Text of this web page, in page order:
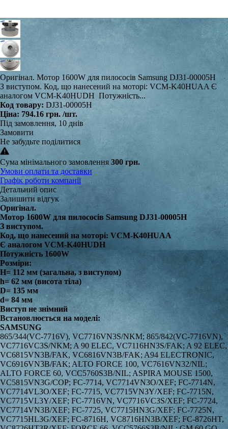
Оригінал. Мотор 1600W для пилососів Samsung DJ31-00005H
З виступом. Код, що нанесений на моторі: VCM-K40HUAA Є
аналогом VCM-K40HUDH Потужність...
Код товару: DJ31-00005H
Ціна: 794.16 грн. /шт.
Під замовлення, 10 днів
Замовити
Не забудьте поділитися
Сума мінімального замовлення 300 грн.
Умови оплати та доставки
Графік роботи компанії
Детальний опис
Залишити відгук
Оригінал.
Мотор 1600W для пилососів Samsung DJ31-00005H
З виступом.
Код, що нанесений на моторі: VCM-K40HUAA
Є аналогом VCM-K40HUDH
Потужність 1600W
Розміри:
H= 112 мм (загальна, з виступом)
h= 62 мм (висота тіла)
D= 135 мм
d= 84 мм
Виступ не знімний
Встановлюється на моделі:
SAMSUNG
865/344(VC-7716V), VC7716VN3S/NKM; 865/842(VC-7716VN), VC7716VC3S/NKM; A 90 ELEC, VC7116HN3S/FAK; A 92 ELEC, VC6815VN3B/FAK, VC6816VN3B/FAK; A94 ELECTRONIC, VC6916VN3B/FAK; ALTO FORCE 100, VC7616VN32/NIL; ALTO FORCE 60, VCC5760S3B/NIL; ASPIRA MOUSE 1500, VC5815VN3G/COP; FC-7714, VC7714VN3O/XEF; FC-7714N, VC7714VL3O/XEF; FC-7715, VC7715VN3Y/XEF; FC-7715N, VC7715VL3Y/XEF; FC-7716VN, VC7716VC3S/XEF; FC-7724, VC7714VN3B/XEF; FC-7725, VC7715HN3G/XEF; FC-7725N, VC7715HL3G/XEF; FC-8716H, VC8716HN3B/XEF; FC-8726HT, VC8726HT3R/XEF; FORCE 66, VCC5766S3B/NIL; GM 60 GO, VCC5760S3S/NIL; GM100 PET PACK, VC7616VT3O/NIL; GM100 SPRINT PLUS, VC7616VN3B/NIL; GM62 GO BASIC, VCC5762S3S/NIL; GM64 GO CENTURIA, VCC5764S3S/NIL; GM65 GO PLUS, VCC5765S3S/NIL; KING-1600, VCC7925V2B/HAC, VCC7925V2K/HAC, VCC7925V2W/HAC; KING-1800, VCC7936V2C/HAC, VCC7936V2W/HAC, VCC7938V2C/HAC, VCC7938V2W/HAC, VCC7955H2W/HAC; KING-20, VCC7987X3W/HAC; KING-2000, VCC7985H2W/HAC, VCC7987H2W/HAC, VCC7987H3W/HAC; QUEEN-18, VCC7450C3R/HAC, VCC7450X3R/HAC; QUEEN-1800, VCC7450V3R/HAC; QUEEN-21, VCC7495C3K/HAC, VCC7495X3K/HAC; QUEEN-2100, VCC7495H3K/HAC; RC-590, VC5956VN3B/XEF; RC-592, VC5957VN3B/XEF; RC-593, VC5955VN3B/XEF; RC-5935, VC5915VN3S/XEF; RC-594, VC5958VN3S/XEF; RC-595, VC5956VN3O/XEF, VC5956VN3S/XEF; RC-5955, VC5915VN3K/XEF; RC-596, VC5956VN3R/XEF; RC-5960, VC5935VN3S/XEF; RC-5965, VC5925VN3S/XEF; RC-599, VC5957VN3R/XEF, VC5959VN3S/XEF; RC-600, VC5980VN3R/XEF; RC-6025, VC6015VN3Y/XEF; RC-603, VC5980VN3B/XEF; RC-604, VC5981VN34/XEF, VC5981VN3B/XEF; RC-605, VC5981VN35/XEF; RC-606, VC5981VN36/XEF; RC-607, VC5981VN3P/XEF; RC-611, VC5982VN34/XEF; RC-7426, VC7416VN3B/XEF; RC-7625, VC7615VN3R/XEF; RC-7650, VC7616VN3R/XEF; RC-7656, VC7626VN3R/XEF; S2000, VC7715VN2G/SIM, VC7715VN2O/SIM, VC7715VN2S/SIM, VC7715VN2Y/SIM; S5660, VCC5660V32/EGT; S6580, VCC6580V31/XEP; SC-730, VCC7031V3S/XEF; SC-750, VCC7050H3S/XEF; SC-751, VCC7060H3S/XEF, VCC7061H3S/XEF; SC-760, VCC7060H3B/XEF; SC-761S, VCC7070H3Z/XEF; SC-9815TP, VCC9220V2S/HAC; SC1400, VCC63G0H3K/XEG; SC15F30WA, VC15F30WNAR/GE; SC15F30WB, VC15F30WNBR/EN, VC15F30WNBR/GE, VC15F30WNBR/SW; SC15F30WC, VC15F30WNCN/EC, VC15F30WNCN/GE, VC15F30WNCN/SW; SC15F30WD, VC15F30WNDY/EC, VC15F30WNDY/GE; SC15F30WE, VC15F30WNEL/EN, VC15F30WNEL/GE; SC15F30WG, VC15F30WNGR/EN, VC15F30WNGR/GE; SC15F30WH, VC15F30WNHR/EF, VC15F30WNHR/EN, VC15F30WNHR/GE, VC15F30WNHR/SB, VC15F30WNHR/TR; SC15F30WJ, VC15F30WNJN/EF, VC15F30WNJN/EN, VC15F30WNJN/GE, VC15F30WNJN/SB; SC15F30WK, VC15F30WNKY/GE; SC15F30WL, VC15F30WNLL/EN, VC15F30WNLL/GE, VC15F30WNLL/SB; SC15F30WM, VC15F30WNML/GE; SC15F50H1, VC15F50HU1U/EN; SC15F50HQ, VC15F50HNQB/EG; SC15F50HR, VC15F50HNRB/GE; SC15F50HS, VC15F50HUSU/EG; SC15F50HY, VC15F50HUYU/GE, VC15F50HUYU/SB; SC15F50U2, VC15F50UK2C/ET; SC15F50UZ, VC15F50UKZC/GE, VC15F50UKZC/TR; SC15F50V3, VC15F50VN3Y/EN, VC15F50VN3Y/GE; SC15F50VR, VC15F50VNRB/GE, VC15F50VNRB/TR, VC15F50VNRP/ET; SC15F50VV, VC15F50VNVR/EN, VC15F50VNVR/GE, VC15F50VNVR/SB, VC15F50VNVR/TR; SC15F60JV, VC15F60JUVB/GE; SC15F60WU, VC15F60WNUR/GE; SC15M2110SB, VC15M2110SB/EV; SC15M2130SG, VC15M2130SG/EV; SC15M21A0SR, VC15M21A0SR/EV; SC15M21B0SN, VC15M21B0SN/EV; SC15M251AWB, VC15M251AWB/EV; SC15M255AWR, VC15M255AWR/EV; SC15M3120VB, VC15M3120VB/EV; SC15M3140V1, VC15M3140V1/EV; SC15M31A0HG, VC15M31A0HG/EV; SC15M31B0HN, VC15M31B0HN/EV; SC18M2110SB, VC18M2110SB/EV; SC18M2110SP, VC18M2110SP/EV; SC18M2130SR, VC18M2130SR/EV; SC18M2150SG, VC18M2150SG/EV; SC18M21A0S1, VC18M21A0S1/EV; SC18M21A0SB, VC18M21A0SB/EV; SC18M21B0S2, VC18M21B0S2/EV; SC18M21C0VN, VC18M21C0VN/EV; SC18M21C0VR, VC18M21C0VR/EV; SC18M21D0VG, VC18M21D0VG/EV; SC18M21M0VN, VC18M21M0VN/ST; SC18M3110VB, VC18M3110VB/ST; SC18M3120V1, VC18M3120V1/EV; SC18M3120VB, VC18M3120VB/EV; SC18M3120VU, VC18M3120VU/EV; SC18M3140VN, VC18M3140VN/EV; SC18M3160VG, VC18M3160VG/EV; SC18M31A0HP, VC18M31A0HP/EV; SC18M31A0HU, VC18M31A0HU/EV; SC18M31B0HN, VC18M31B0HN/EV; SC18M31C0HG, VC18M31C0HG/EV; SC19F50VC, VC19F50VNCY/EV, VC19F50VNCY/MG, VC19F50VNCY/SG, VC19F50VNCY/TR, VC19F50VNCY/ZS; SC20F30WA, VC20F30WNAR/EV, VC20F30WNAR/ZS; SC20F30WB, VC20F30WNBR/SG, VC20F30WNBR/SP, VC20F30WNBR/TR; SC20F30WC, VC20F30WNCN/EV; SC20F30WE, VC20F30WNEL/EV; SC20F30WF, VC20F30WNFN/EV; SC20F30WH, VC20F30WDHL/EV; SC20M251AWB, VC20M251AWB/EV; SC20M2520JP, VC20M2520JP/EV; SC20M253AWR, VC20M253AWR/EV; SC20M2540JN, VC20M2540JN/EV; SC20M255AWB, VC20M255AWB/EV; SC20M2560JP, VC20M2560JP/EV; SC20M257AWR, VC20M257AWR/EV; SC3120, VCC3120H3B/XEV; SC3140, VCC3140H3S/XEV; SC3310, VCC3310S3O/XSV, VCC3310S3O/XTC; SC3450, VCC3450S3B/XSH, VCC3450S3O/XST; SC4020, VCC4020S31/XSG, VCC4020S35/BOL, VCC4020S3B/ALB, VCC4020S3B/BOL, VCC4020S3B/ERP, VCC4020S3B/EUR, VCC4020S3B/GEN, VCC4020S3B/INT, VCC4020S3B/ITM, VCC4020S3B/STV, VCC4020S3B/XEH, VCC4020S3B/XEN, VCC4020S3B/XEO, VCC4020S3B/XEP, VCC4020S3B/XSG, VCC4020S3B/XSP, VCC4020S3K/XSG, VCC4020S3R/ANU, VCC4020S3R/BOL, VCC4020S3R/ERP, VCC4020S3R/HIM, VCC4020S3R/XFA, VCC4020S3R/XSG, VCC4020S3R/XSP; SC4021, VCC4020S3Y/GEN, VCC4021S3B/BOL; SC4022, VCC4020S3R/GEN; SC4023, VCC4023S3B/SBW, VCC4023S3K/SBW; SC4025, VCC4025S32/XFA, VCC4025S33/XFA; SC4030, VCC4030V32/HIM, VCC4030V3B/XEF, VCC4030V3B/XSG, VCC4030V3R/BOL, VCC4030V3R/ERP, VCC4030V3R/GEN, VCC4030V3R/HBH, VCC4030V3R/INT, VCC4030V3R/ITM, VCC4030V3R/STV, VCC4030V3R/XEO, VCC4030V3R/XSG, VCC4030V3Y/XEH, VCC4030V3Y/XEP; SC4030A, VCC4030S35/XFA, VCC4030S3R/GEN, VCC4030S3R/XFA; SC4030B, VCC4030S3B/GEN; SC4031, VCC4030V32/GEN, VCC4031S34/XEV; SC4034, VCC4034V3B/RVC, VCC4034V3B/SBW, VCC4034V3B/XEV, VCC4034X32/XEV; SC4035, VCC4035V35/BOL, VCC4035V3R/BOL, VCC4035V3R/ERP, VCC4035V3R/STV; SC4040, VCC4040V32/ERP, VCC4040V32/ITM, VCC4040V32/STV, VCC4040V3B/BOL, VCC4040V3B/GEN, VCC4040V3B/HBH, VCC4040V3B/XEF, VCC4040V3B/XEH, VCC4040V3B/XEO, VCC4040V3B/XSG, VCC4040V3B/XSP, VCC4040V3R/XEG, VCC4040V3R/XEP; SC4041, VCC4040V33/GEN, VCC4040V34/XEF, VCC4040V34/XEG; SC4045, VCC4045V3R/XEH, VCC4045V3R/XEO; SC4046, VCC4046V36/XEV, VCC4046V36/XSB, VCC4046V37/XEV, VCC4046V3S/SBW, VCC4046V3S/XEV, VCC4046V3S/XSB, VCC4046X3S/XEV; SC4047, VCC4047V35/XEV, VCC4047V35/XSB, VCC4047V3R/SBW, VCC4047V3R/XEV, VCC4047V3R/XSB, VCC4047X3R/XEV; SC4110, VCC4110S35/HIM, VCC4110S35/XSG, VCC4110S3B/XEH, VCC4110S3N/XAG, VCC4110S3N/XEH, VCC4110S3N/XEP, VCC4110S3N/XSP, VCC4110S45/ATC; SC4111, VCC4111S35/XEH; SC4112, VCC4112S37/XEH, VCC4112S3R/XEH; SC4120, VCC4120V1B/XAP, VCC4120V1R/XAP; SC4130, VCC4130S31/SBW, VCC4130S31/XEV, VCC4130S34/EUR, VCC4130S34/YAM, VCC4130S35/EGT, VCC4130S35/PIC, VCC4130S35/SML, VCC4130S35/UMG, VCC4130S35/XEO, VCC4130S35/XEP, VCC4130S35/XSP, VCC4130S37/ABS, VCC4130S37/EGT, VCC4130S37/TWL, VCC4130S37/XEH, VCC4130S37/XSE, VCC4130S37/XSG, VCC4130S37/XST, VCC4130S38/XST, VCC4130S39/XEV, VCC4130S3B/XEV, VCC4130S3B/XFA, VCC4130S3B/XSG, VCC4130S3D/BOL, VCC4130S3F/BOL, VCC4130S3N/BOL, VCC4130S3N/HIM, VCC4130S3N/XET, VCC4130S3R/ANU, VCC4130S3R/BOL, VCC4130S3R/EGT, VCC4130S3R/GEN, VCC4130S3R/SML, VCC4130S3R/XEH, VCC4130S3R/XFA, VCC4130S3R/XSG, VCC4130S3S/XEV, VCC4130S4B/ATC, VCC4130S4N/XME, VCC4130S4R/ATC, VCC4130X31/XEV, VCC4130X4N/XME; SC4131, VCC4131S37/XEV, VCC4131S3A/XEV, VCC4131S3N/XEH, VCC4131S3R/EGT, VCC4131S3R/GEN; SC4132, VCC4132S35/GEN; SC4135, VCC4135S35/BOL, VCC4135S35/XEH, VCC4135S37/BOL, VCC4135S3R/BOL; SC4137, VCC4137S34/ANU, VCC4137S34/XSV, VCC4137S34/XTL, VCC4137S38/XST; SC4138, VCC4138S3C/XTL; SC4140, VCC4140V31/XEH, VCC4140V32/SBW, VCC4140V32/XEV, VCC4140V34/XAG, VCC4140V34/XEP, VCC4140V35/XET, VCC4140V38/XEV, VCC4140V3A/SBW, VCC4140V3A/XEV, VCC4140V3B/XET, VCC4140V3B/XEV, VCC4140V3E/XSB, VCC4140V3N/GEN, VCC4140V3R/XEC, VCC4140V3R/XEO, VCC4140X32/XEV; SC4141, VCC4141V34/XEH, VCC4141V3E/XEV, VCC4141V3F/XEV, VCC4141V3N/SBW, VCC4141V3N/XEV, VCC4141V3R/GEN, VCC4141X3N/XEV; SC4142, VCC4142V34/SBW, VCC4142V3O/RVC, VCC4142V3O/XEV, VCC4142X3O/XEV; SC4143, VCC4143V3R/XEV, VCC4143X3R/XEV; SC4145, VCC4145V35/BOL, VCC4145V3O/XEO; SC4147, VCC4147V34/BOL, VCC4147V34/EUR, VCC4147V34/XEH, VCC4147V34/XEO; SC4170, VCC4170S34/XFA, VCC4170S34/XSP, VCC4170S34/XSV, VCC4170S34/XTR, VCC4170S37/EGT, VCC4170S37/XEG, VCC4170S3B/ANU, VCC4170S3B/PIC, VCC4170S3B/SML, VCC4170S3G/XET, VCC4170S3N/PIC, VCC4170S3N/SML, VCC4170S3R/GEN; SC4171, VCC4171S35/XEG; SC4177, VCC4177S34/XFA; SC4180, VCC4180V24/XTC, VCC4180V33/SBW, VCC4180V33/XEF, VCC4180V33/XEV, VCC4180V34/XEE, VCC4180V34/XEP, VCC4180V34/XET, VCC4180V34/XSB, VCC4180V34/XTC, VCC4180V35/KET, VCC4180V35/XET, VCC4180V39/SBW, VCC4180V39/XEV, VCC4180V39/XST, VCC4180V3B/XEG, VCC4180V3R/GEN, VCC4180V3R/XEG, VCC4180V3W/XEO, VCC4180V44/XEU, VCC4180X33/XEV; SC4181, VCC4181V34/RVC, VCC4181V34/XEV, VCC4181V37/XEV, VCC4181V38/XEE, VCC4181V3O/SBW, VCC4181X34/XEV; SC4185, VCC4185V31/XEO, VCC4185V34/XEH; SC4186, VCC4187V36/XEO; SC4187, VCC4187V34/XET, VCC4187V3C/XEO, VCC4187V3C/XEV, VCC4187V3C/XSB; SC4188, VCC4188V3C/RVC, VCC4188V3C/XEV; SC4189, VCC4187V34/XEO; SC4190, VCC4190V34/KET, VCC4190V34/XEF, VCC4190V34/XET, VCC4190V35/GEN; SC4191, VCC4191V34/XEF; SC4197, VCC4197V34/XET; SC41A7, VCC41A7S34/ANU, VCC41A7S36/ANU, VCC41A7S3C/ANU; SC41A9, VCC41A9S34/ANU, VCC41A9S36/ANU, VCC41A9S3C/ANU; SC41E0, VCC41E0V3E/BOL, VCC41E0V3E/XEF, VCC41E0V3E/XEH, VCC41E0V3E/XEO; SC41E1, VCC41E1V3E/XEV; SC41E5, VCC41E5V37/XEV; SC41F0, VCC41F0S39/XEV; SC41F1, VCC41F1S37/XEV; SC4320, VCC4320S31/BOL, VCC4320S31/KOL, VCC4320S3A/BOL, VCC4320S3B/ANU, VCC4320S3B/UMG, VCC4320S3B/XEH, VCC4320S3B/XEO, VCC4320S3K/PIC, VCC4320S3K/SML, VCC4320S3K/XEP, VCC4320S3W/GEN, VCC4320S4B/XME, VCC4320S4K/XEU, VCC4320X4B/XME; SC4321, VCC4321S3K/XEH; SC4325, VCC4325S31/RVC, VCC4325S31/XEV, VCC4325S3K/SBW, VCC4325S3K/XEO, VCC4325S3K/XSB, VCC4325S3R/KSB, VCC4325S3R/SBW, VCC4325S3R/XEO, VCC4325S3R/XSB, VCC4325S3W/SBW, VCC4325S3W/XEV; SC4326, VCC4326S31/RVC, VCC4326S31/XEV, VCC4326S3A/XEV; SC432A, VCC432AS3K/KEV, VCC432AS3K/RVC, VCC432AS3K/XEV; SC432S, VCC432SS3K/BOL; SC4330, VCC4330V31/XEH, VCC4330V36/XEV, VCC4330V3B/BOL, VCC4330V3B/EUR, VCC4330V3B/GEN, VCC4330V3B/RVC, VCC4330V3B/SBW, VCC4330V3B/XEV, VCC4330V3B/XSB, VCC4330V3B/XSG, VCC4330V3K/SWS